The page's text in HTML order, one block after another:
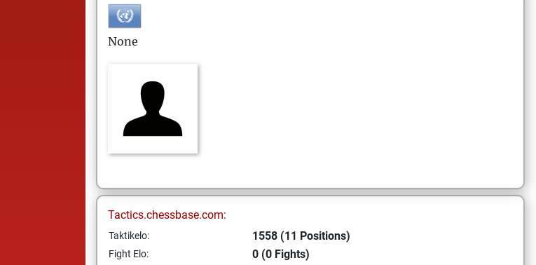
None
Tactics.chessbase.com:
Taktikelo: 1558 (11 Positions)
Fight Elo: 0 (0 Fights)